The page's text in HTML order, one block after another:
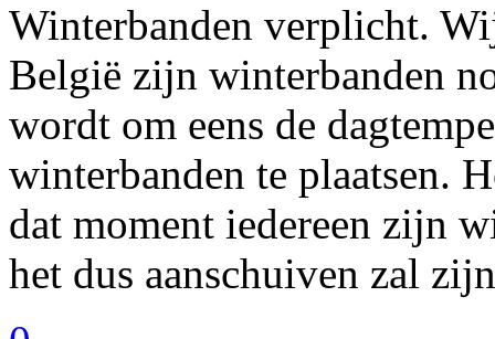
Winterbanden verplicht.
België zijn winterbanden
wordt om eens de
winterbanden te plaatsen.
dat moment iedereen zijn
het dus aanschuiven zal